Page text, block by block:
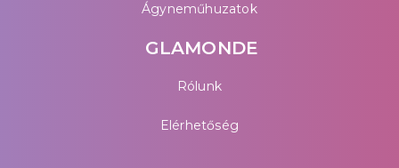
Ágyneműhuzatok
GLAMONDE
Rólunk
Elérhetőség